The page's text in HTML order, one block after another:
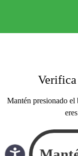
Mantén presionado